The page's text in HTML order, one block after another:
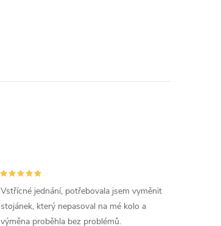
Vstřícné jednání, potřebovala jsem vyměnit
stojánek, který nepasoval na mé kolo a
výměna proběhla bez problémů.